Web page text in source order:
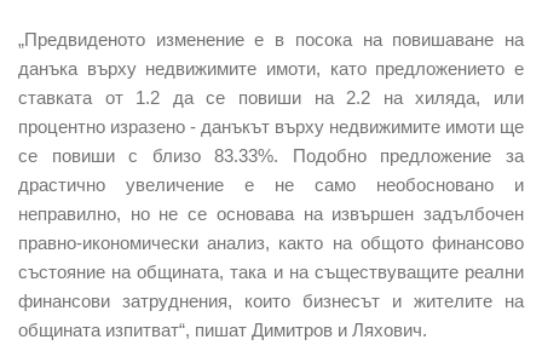
„Предвиденото изменение е в посока на повишаване на
данъка върху недвижимите имоти, като предложението е
ставката от 1.2 да се повиши на 2.2 на хиляда, или
процентно изразено - данъкът върху недвижимите имоти ще
се повиши с близо 83.33%. Подобно предложение за
драстично увеличение е не само необосновано и
неправилно, но не се основава на извършен задълбочен
правно-икономически анализ, както на общото финансово
състояние на общината, така и на съществуващите реални
финансови затруднения, които бизнесът и жителите на
общината изпитват“, пишат Димитров и Ляхович.